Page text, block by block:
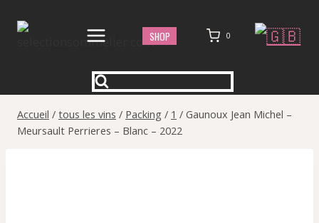
SHOP 0
Accueil / tous les vins / Packing / 1 / Gaunoux Jean Michel –
Meursault Perrieres – Blanc – 2022